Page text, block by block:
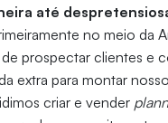
até
no meio da
prospectar clientes e
extra para montar nosso
criar e vender